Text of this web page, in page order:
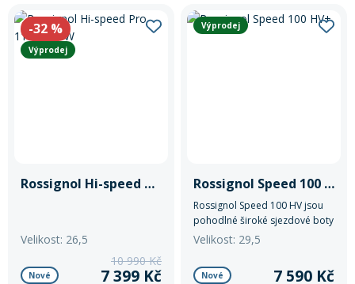
-32 %
Výprodej
Rossignol Hi-speed Pro 110 MV GW
Velikost: 26,5
Nové
10 990 Kč
7 399 Kč
Výprodej
Rossignol Speed 100 HV+
Rossignol Speed 100 HV jsou
pohodlné široké sjezdové boty
s flexem 100, tepelně
snadným nazouváním pro
sportovní a pokročilé lyžaře.
Velikost: 29,5
Nové 7 590 Kč